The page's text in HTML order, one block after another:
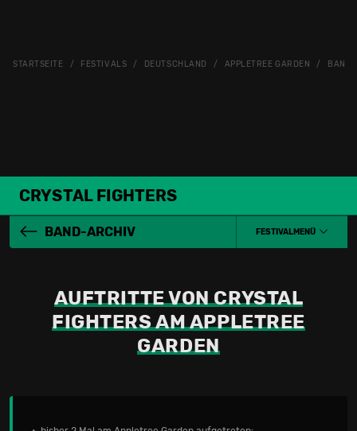
STARTSEITE FESTIVALS DEUTSCHLAND APPLETREE GARDEN
CRYSTAL FIGHTERS
BAND-ARCHIV FESTIVALMENÜ
AUFTRITTE VON CRYSTAL
FIGHTERS AM APPLETREE
GARDEN